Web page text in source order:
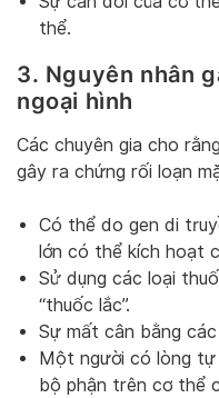
thể.
3. Nguyên nhân
ngoại hình
Các chuyên gia cho
gây ra chứng rối loạn
Có thể do gen di
lớn có thể kích hoạt
Sử dụng các loại
“thuốc lắc”.
Sự mất cân bằng
Một người có lòng
bộ phận trên cơ thể